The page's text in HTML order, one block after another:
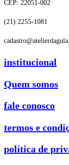
CEP: 22051-002
(21) 2255-1081
institucional
Quem somos
fale conosco
termos e
política de